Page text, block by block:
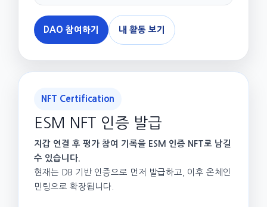
DAO 참여하기 내 활동 보기
NFT Certification
ESM NFT 인증 발급
지갑 연결 후 평가 참여 기록을 ESM 인증 NFT로 남길
수 있습니다.
현재는 DB 기반 인증으로 먼저 발급하고, 이후 온체인
민팅으로 확장됩니다.